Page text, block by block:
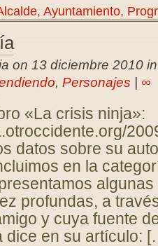
, Ayuntamiento,
on 13 diciembre 2010
, Personajes ∞
«La crisis ninja»:
datos sobre su
en la
profundas, a
y cuya fuente
dice en su artículo: